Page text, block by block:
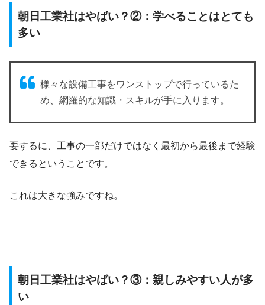
朝日工業社はやばい？②：学べることはとても
多い
様々な設備工事をワンストップで行っているた
め、網羅的な知識・スキルが手に入ります。
要するに、工事の一部だけではなく最初から最後まで経験
できるということです。
これは大きな強みですね。
朝日工業社はやばい？③：親しみやすい人が多
い